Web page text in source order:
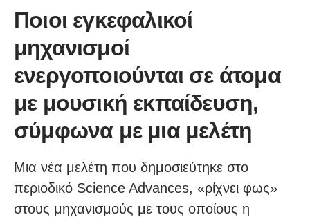
Ποιοι εγκεφαλικοί
μηχανισμοί
ενεργοποιούνται σε άτομα
με μουσική εκπαίδευση,
σύμφωνα με μια μελέτη
Μια νέα μελέτη που δημοσιεύτηκε στο
περιοδικό Science Advances, «ρίχνει φως»
στους μηχανισμούς με τους οποίους η